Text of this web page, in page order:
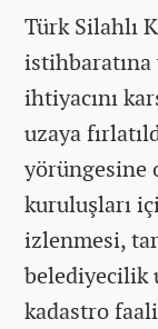
Türk Silahlı
ihtiyacını
uzaya
yörüngesine
kuruluşları
izlenmesi,
belediyecilik
kadastro